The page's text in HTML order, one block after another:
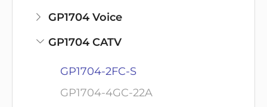
GP1704 Voice
GP1704 CATV
GP1704-2FC-S
GP1704-4GC-22A